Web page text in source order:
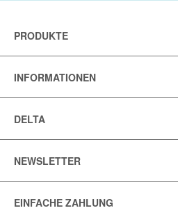
PRODUKTE
INFORMATIONEN
DELTA
NEWSLETTER
EINFACHE ZAHLUNG